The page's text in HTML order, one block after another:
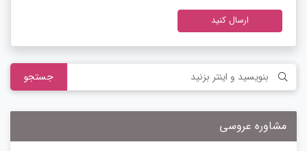
ارسال کنید
جستجو
مشاوره عروسی